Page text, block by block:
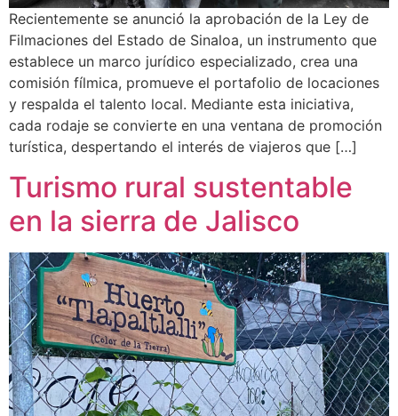
Recientemente se anunció la aprobación de la Ley de
Filmaciones del Estado de Sinaloa, un instrumento que
establece un marco jurídico especializado, crea una
comisión fílmica, promueve el portafolio de locaciones
y respalda el talento local. Mediante esta iniciativa,
cada rodaje se convierte en una ventana de promoción
turística, despertando el interés de viajeros que […]
Turismo rural sustentable
en la sierra de Jalisco